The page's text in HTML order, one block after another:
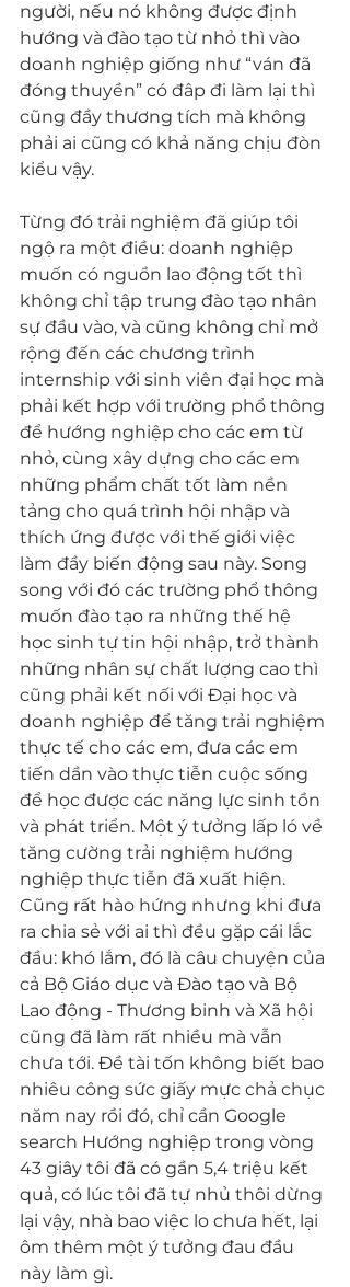
người, nếu nó không được định
hướng và đào tạo từ nhỏ thì vào
doanh nghiệp giống như “ván đã
đóng thuyền” có đâp đi làm lại thì
cũng đầy thương tích mà không
phải ai cũng có khả năng chịu đòn
kiểu vậy.
Từng đó trải nghiệm đã giúp tôi
ngộ ra một điều: doanh nghiệp
muốn có nguồn lao động tốt thì
không chỉ tập trung đào tạo nhân
sự đầu vào, và cũng không chỉ mở
rộng đến các chương trình
internship với sinh viên đại học mà
phải kết hợp với trường phổ thông
để hướng nghiệp cho các em từ
nhỏ, cùng xây dựng cho các em
những phẩm chất tốt làm nền
tảng cho quá trình hội nhập và
thích ứng được với thế giới việc
làm đầy biến động sau này. Song
song với đó các trường phổ thông
muốn đào tạo ra những thế hệ
học sinh tự tin hội nhập, trở thành
những nhân sự chất lượng cao thì
cũng phải kết nối với Đại học và
doanh nghiệp để tăng trải nghiệm
thực tế cho các em, đưa các em
tiến dần vào thực tiễn cuộc sống
để học được các năng lực sinh tồn
và phát triển. Một ý tưởng lấp ló về
tăng cường trải nghiệm hướng
nghiệp thực tiễn đã xuất hiện.
Cũng rất hào hứng nhưng khi đưa
ra chia sẻ với ai thì đều gặp cái lắc
đầu: khó lắm, đó là câu chuyện của
cả Bộ Giáo dục và Đào tạo và Bộ
Lao động - Thương binh và Xã hội
cũng đã làm rất nhiều mà vẫn
chưa tới. Đề tài tốn không biết bao
nhiêu công sức giấy mực chả chục
năm nay rồi đó, chỉ cần Google
search Hướng nghiệp trong vòng
43 giây tôi đã có gần 5,4 triệu kết
quả, có lúc tôi đã tự nhủ thôi dừng
lại vậy, nhà bao việc lo chưa hết, lại
ôm thêm một ý tưởng đau đầu
này làm gì.